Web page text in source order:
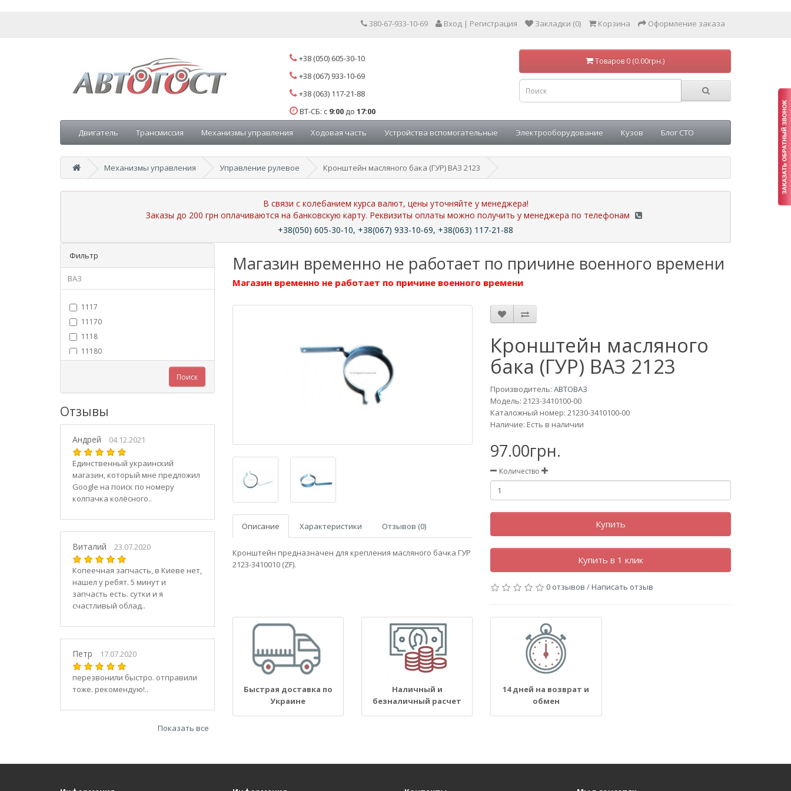
380-67-933-10-69 Вход | Регистрация Закладки (0) Корзина Оформление заказа
+38 (050) 605-30-10
+38 (067) 933-10-69
+38 (063) 117-21-88
ВТ-СБ: с 9:00 до 17:00
Товаров 0 (0.00грн.)
Двигатель Трансмиссия Механизмы управления Ходовая часть Устройства вспомогательные Электрооборудование Кузов Блог СТО
Механизмы управления Управление рулевое Кронштейн масляного бака (ГУР) ВАЗ 2123
В связи с колебанием курса валют, цены уточняйте у менеджера!
Заказы до 200 грн оплачиваются на банковскую карту. Реквизиты оплаты можно получить у менеджера по телефонам
+38(050) 605-30-10, +38(067) 933-10-69, +38(063) 117-21-88
Фильтр
ВАЗ
1117
11170
1118
11180
11186
1119
11190
11194
2101
21010
2102
21020
21040
21044
21047
2107
21070
21073
21083
Поиск
Отзывы
Андрей 04.12.2021
Единственный украинский
магазин, который мне предложил
Google на поиск по номеру
колпачка колёсного..
Виталий 23.07.2020
Копеечная запчасть, в Киеве нет,
нашел у ребят. 5 минут и
запчасть есть. сутки и я
счастливый облад..
Петр 17.07.2020
перезвонили быстро. отправили
тоже. рекомендую!..
Показать все
Магазин временно не работает по причине военного времени
Магазин временно не работает по причине военного времени
Описание Характеристики Отзывов (0)
Кронштейн предназначен для крепления масляного бачка ГУР
2123-3410010 (ZF).
Кронштейн масляного
бака (ГУР) ВАЗ 2123
Производитель:АВТОВАЗ
Модель:2123-3410100-00
Каталожный номер: 21230-3410100-00
Наличие: Есть в наличии
97.00грн.
Количество
Купить
Купить в 1 клик
0 отзывов /Написать отзыв
Быстрая доставка по
Украине
Наличный и
безналичный расчет
14 дней на возврат и
обмен